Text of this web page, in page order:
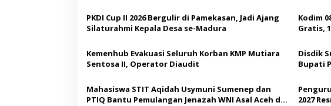
i
p
o
s
PKDI Cup II 2026 Bergulir di Pamekasan, Jadi Ajang
Silaturahmi Kepala Desa se-Madura
Kodim
Gratis,
Kemenhub Evakuasi Seluruh Korban KMP Mutiara
Sentosa II, Operator Diaudit
Disdik
Bupati
Mahasiswa STIT Aqidah Usymuni Sumenep dan
PTIQ Bantu Pemulangan Jenazah WNI Asal Aceh di
2027